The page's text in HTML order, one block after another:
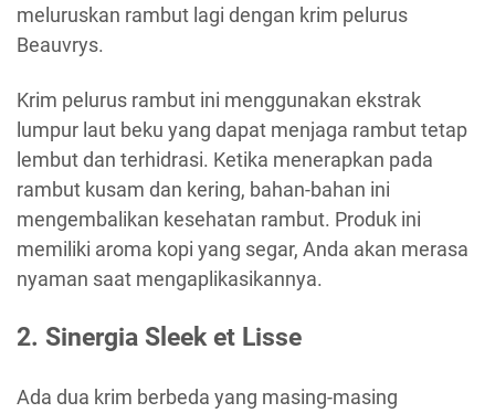
meluruskan rambut lagi dengan krim pelurus
Beauvrys.
Krim pelurus rambut ini menggunakan ekstrak
lumpur laut beku yang dapat menjaga rambut tetap
lembut dan terhidrasi. Ketika menerapkan pada
rambut kusam dan kering, bahan-bahan ini
mengembalikan kesehatan rambut. Produk ini
memiliki aroma kopi yang segar, Anda akan merasa
nyaman saat mengaplikasikannya.
2. Sinergia Sleek et Lisse
Ada dua krim berbeda yang masing-masing